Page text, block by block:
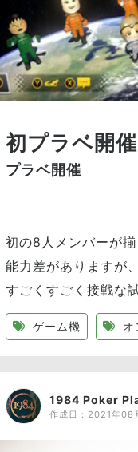
初プラベ開催
プラベ開催
初の8人メンバーが
能力差がありますが
すごくすごく接戦な
ゲーム機 オ
1984 Poker
作成日： 2021年08